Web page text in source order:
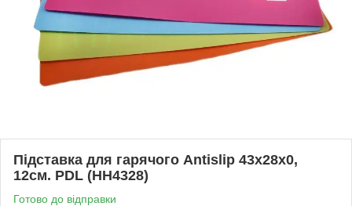
Підставка для гарячого Antislip 43х28х0,
12см. PDL (HH4328)
Готово до відправки